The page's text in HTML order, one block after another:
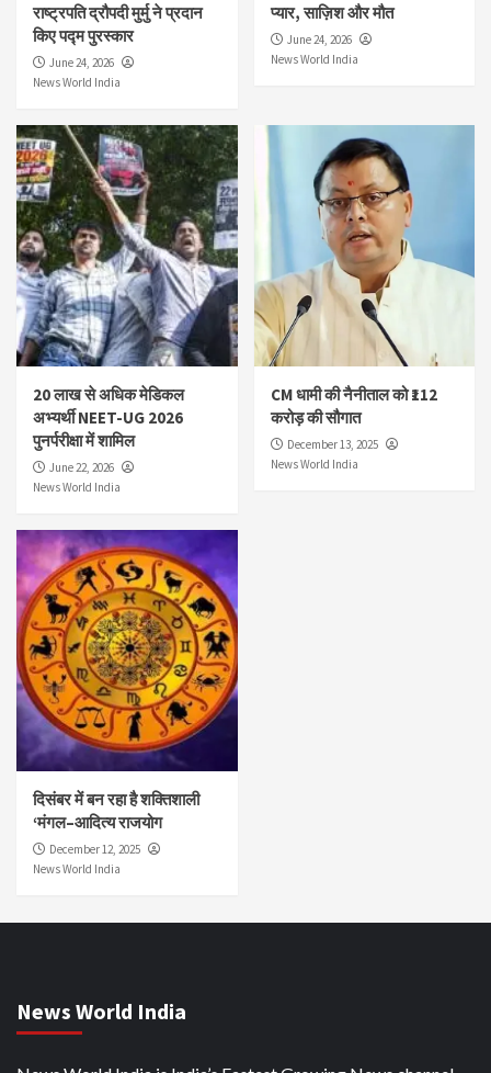
राष्ट्रपति द्रौपदी मुर्मु ने प्रदान
किए पद्म पुरस्कार
June 24, 2026
News World India
प्यार, साज़िश और मौत
June 24, 2026
News World India
20 लाख से अधिक मेडिकल
अभ्यर्थी NEET-UG 2026
पुनर्परीक्षा में शामिल
June 22, 2026
News World India
CM धामी की नैनीताल को ₹112
करोड़ की सौगात
December 13, 2025
News World India
दिसंबर में बन रहा है शक्तिशाली
‘मंगल–आदित्य राजयोग
December 12, 2025
News World India
News World India